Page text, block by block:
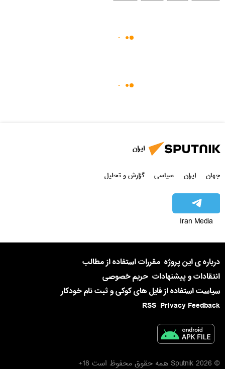
ایران
جهان ایران سیاسی گزارش و تحلیل
Iran Media
درباره ی این پروژه مقررات استفاده از مطالب
انتقادات و پیشنهادات حریم خصوصی
سیاست استفاده از فایل های کوکی و ثبت نام خودکار
Privacy Feedback
RSS
© 2026 Sputnik همه حقوق محفوظ است 18+